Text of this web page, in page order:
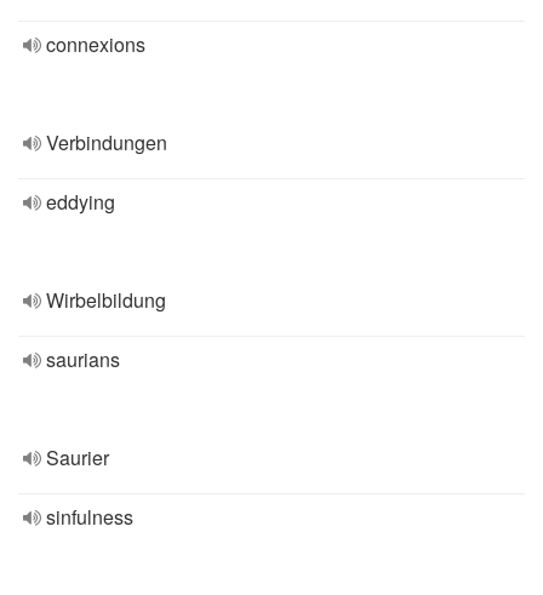
connexions
Verbindungen
eddying
Wirbelbildung
saurians
Saurier
sinfulness